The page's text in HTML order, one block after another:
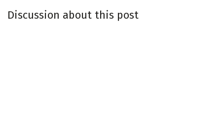
Discussion about this post